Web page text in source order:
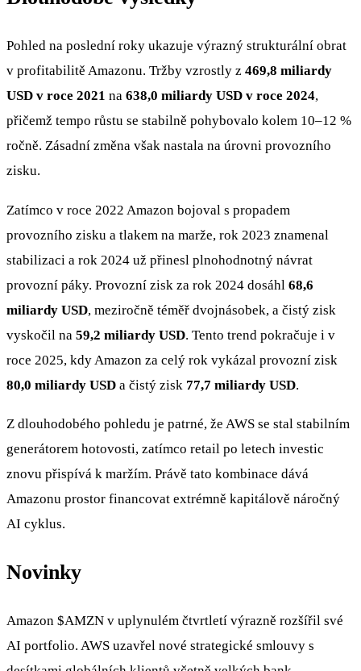
Pohled na poslední roky ukazuje výrazný strukturální obrat
v profitabilitě Amazonu. Tržby vzrostly z 469,8 miliardy
USD v roce 2021 na 638,0 miliardy USD v roce 2024,
přičemž tempo růstu se stabilně pohybovalo kolem 10–12 %
ročně. Zásadní změna však nastala na úrovni provozního
zisku.
Zatímco v roce 2022 Amazon bojoval s propadem
provozního zisku a tlakem na marže, rok 2023 znamenal
stabilizaci a rok 2024 už přinesl plnohodnotný návrat
provozní páky. Provozní zisk za rok 2024 dosáhl 68,6
miliardy USD, meziročně téměř dvojnásobek, a čistý zisk
vyskočil na 59,2 miliardy USD. Tento trend pokračuje i v
roce 2025, kdy Amazon za celý rok vykázal provozní zisk
80,0 miliardy USD a čistý zisk 77,7 miliardy USD.
Z dlouhodobého pohledu je patrné, že AWS se stal stabilním
generátorem hotovosti, zatímco retail po letech investic
znovu přispívá k maržím. Právě tato kombinace dává
Amazonu prostor financovat extrémně kapitálově náročný
AI cyklus.
Novinky
Amazon $AMZN v uplynulém čtvrtletí výrazně rozšířil své
AI portfolio. AWS uzavřel nové strategické smlouvy s